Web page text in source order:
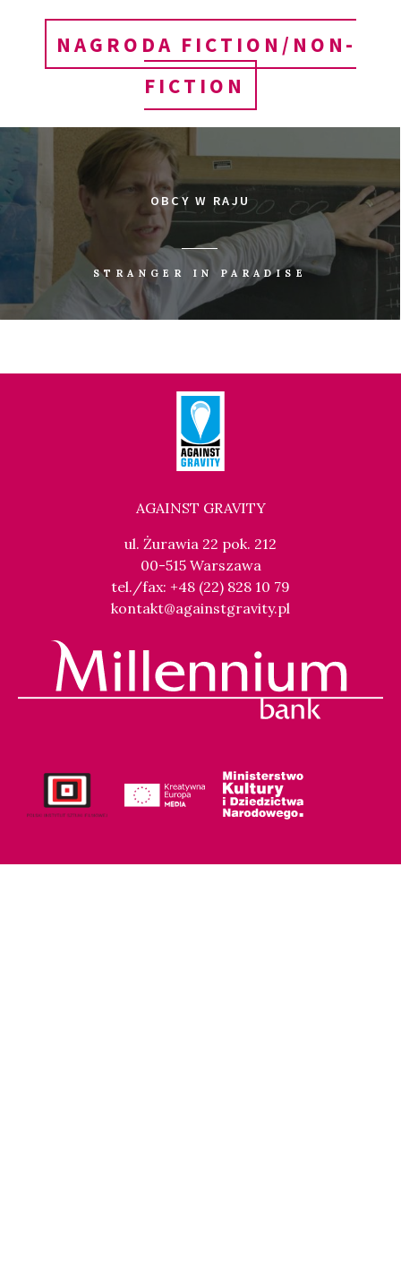
NAGRODA FICTION/NON-
FICTION
OBCY W RAJU
STRANGER IN PARADISE
AGAINST GRAVITY
ul. Żurawia 22 pok. 212
00-515 Warszawa
tel./fax: +48 (22) 828 10 79
kontakt@againstgravity.pl